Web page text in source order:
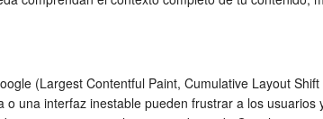
(Largest Contentful Paint, Cumulative Layout
una interfaz inestable pueden frustrar a los